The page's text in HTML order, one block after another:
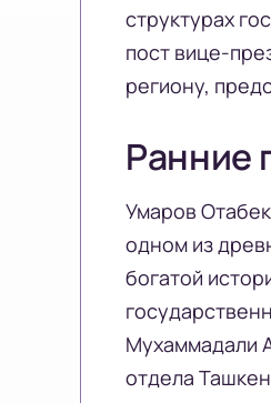
структурах
пост вице-
региону,
Ранние
Умаров
одном из
богатой
Мухаммадали
отдела